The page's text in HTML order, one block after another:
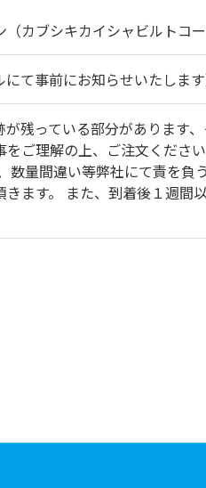
カブシキカイシャビルトコー
て事前にお知らせいたします
残っている部分があります
ご理解の上、ご注文くださ
数量間違い等弊社にて責を
ます。 また、到着後１週間